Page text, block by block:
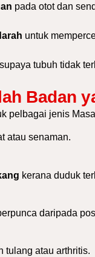
pada otot dan
untuk
tubuh tidak
Badan
pelbagai jenis
atau senaman.
kerana duduk
daripada
tulang atau arthritis.